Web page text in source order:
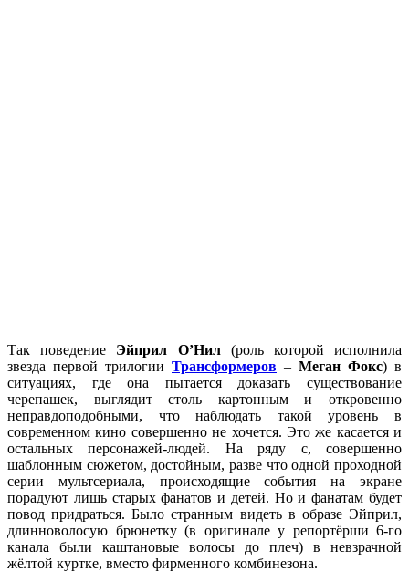
Так поведение Эйприл О’Нил(роль которой исполнила
звезда первой трилогии Трансформеров – Меган Фокс) в
ситуациях, где она пытается доказать существование
черепашек, выглядит столь картонным и откровенно
неправдоподобными, что наблюдать такой уровень в
современном кино совершенно не хочется. Это же касается и
остальных персонажей-людей. На ряду с, совершенно
шаблонным сюжетом, достойным, разве что одной проходной
серии мультсериала, происходящие события на экране
порадуют лишь старых фанатов и детей. Но и фанатам будет
повод придраться. Было странным видеть в образе Эйприл,
длинноволосую брюнетку (в оригинале у репортёрши 6-го
канала были каштановые волосы до плеч) в невзрачной
жёлтой куртке, вместо фирменного комбинезона.